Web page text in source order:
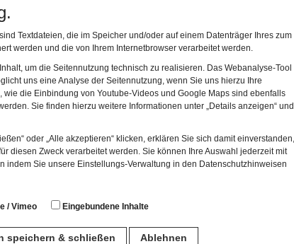
Textdateien, die im Speicher und/oder auf einem Datenträger Ihres zum
werden und die von Ihrem Internetbrowser verarbeitet werden.
um die Seitennutzung technisch zu realisieren. Das Webanalyse-Tool
uns eine Analyse der Seitennutzung, wenn Sie uns hierzu Ihre
die Einbindung von Youtube-Videos und Google Maps sind ebenfalls
Sie finden hierzu weitere Informationen unter „Details anzeigen“ und
oder „Alle akzeptieren“ klicken, erklären Sie sich damit einverstanden,
diesen Zweck verarbeitet werden. Sie können Ihre Auswahl jederzeit mit
indem Sie unsere Einstellungs-Verwaltung in den Datenschutzhinweisen
/ Vimeo Eingebundene Inhalte
speichern & schließen Ablehnen